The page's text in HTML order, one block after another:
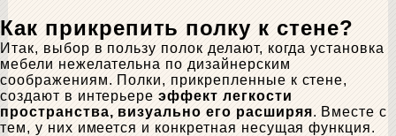
Как прикрепить полку к стене?
Итак, выбор в пользу полок делают, когда установка
мебели нежелательна по дизайнерским
соображениям. Полки, прикрепленные к стене,
создают в интерьереэффект легкости
пространства, визуально его расширяя. Вместе с
тем, у них имеется и конкретная несущая функция.